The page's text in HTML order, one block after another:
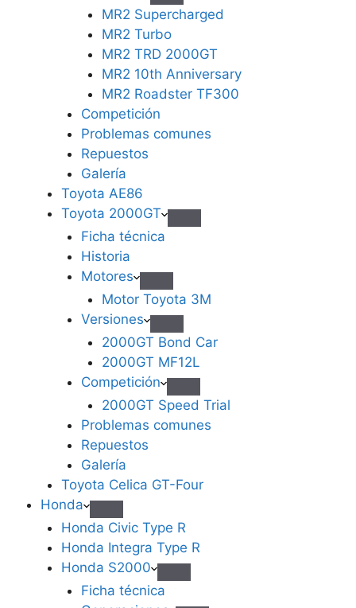
MR2 Supercharged
MR2 Turbo
MR2 TRD 2000GT
MR2 10th Anniversary
MR2 Roadster TF300
Competición
Problemas comunes
Repuestos
Galería
Toyota AE86
Toyota 2000GT
Ficha técnica
Historia
Motores
Motor Toyota 3M
Versiones
2000GT Bond Car
2000GT MF12L
Competición
2000GT Speed Trial
Problemas comunes
Repuestos
Galería
Toyota Celica GT-Four
Honda
Honda Civic Type R
Honda Integra Type R
Honda S2000
Ficha técnica